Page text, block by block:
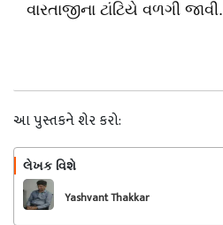
વારતાજીના ટાંટિયે વળગી જાવી.
આ પુસ્તકને શેર કરો:
લેખક વિશે
Yashvant Thakkar